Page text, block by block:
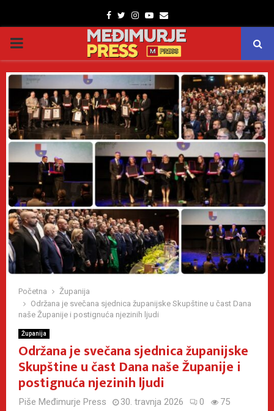
Facebook
TwitterInstagram
Youtube
Email
PRIMARY
MENU
Početna
Županija
Održana je svečana sjednica županijske Skupštine u čast Dana
naše Županije i postignuća njezinih ljudi
Županija
Održana je svečana sjednica županijske
Skupštine u čast Dana naše Županije i
postignuća njezinih ljudi
Piše Međimurje Press 30. travnja 2026 0 75